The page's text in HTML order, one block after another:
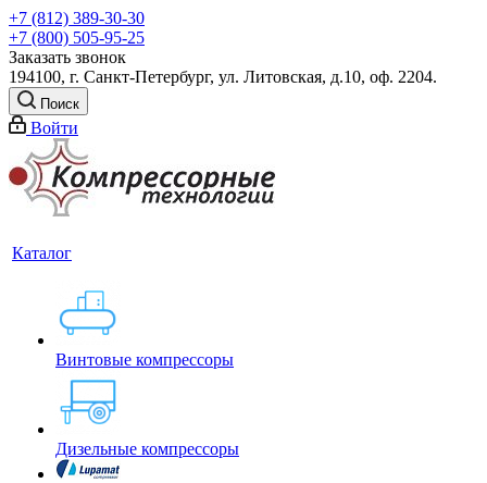
+7 (812) 389-30-30
+7 (800) 505-95-25
Заказать звонок
194100, г. Санкт-Петербург, ул. Литовская, д.10, оф. 2204.
Поиск
Войти
Каталог
Винтовые компрессоры
Дизельные компрессоры